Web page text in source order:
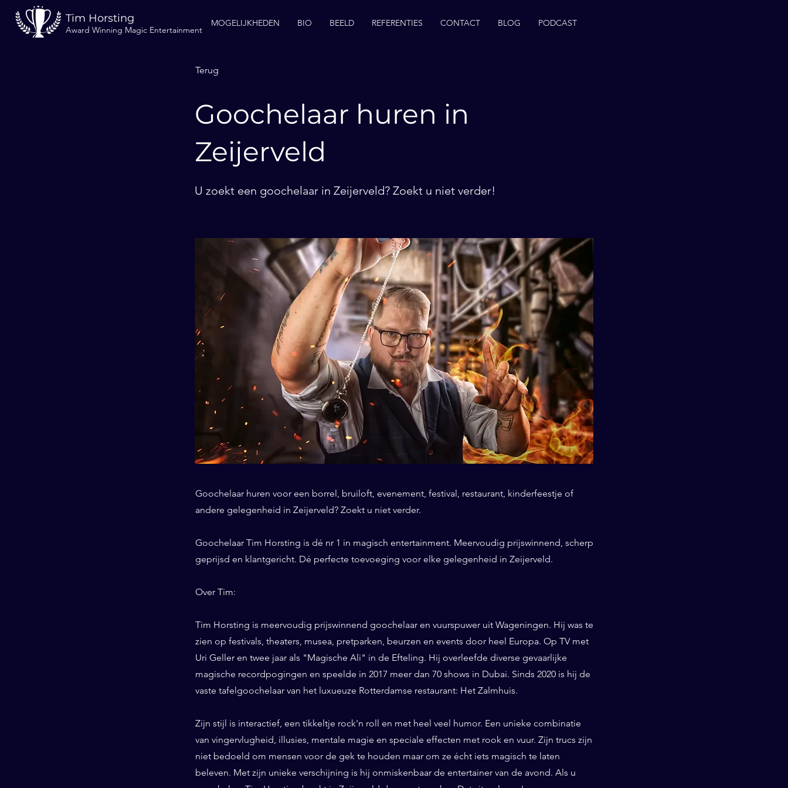
Tim Horsting
Award Winning Magic Entertainment
MOGELIJKHEDEN BIO BEELD REFERENTIES CONTACT BLOG PODCAST
Terug
Goochelaar huren in
Zeijerveld
U zoekt een goochelaar in Zeijerveld? Zoekt u niet verder!
Goochelaar huren voor een borrel, bruiloft, evenement, festival, restaurant, kinderfeestje of
andere gelegenheid in Zeijerveld? Zoekt u niet verder.
Goochelaar Tim Horsting is dé nr 1 in magisch entertainment. Meervoudig prijswinnend, scherp
geprijsd en klantgericht. Dé perfecte toevoeging voor elke gelegenheid in Zeijerveld.
Over Tim:
Tim Horsting is meervoudig prijswinnend goochelaar en vuurspuwer uit Wageningen. Hij was te
zien op festivals, theaters, musea, pretparken, beurzen en events door heel Europa. Op TV met
Uri Geller en twee jaar als "Magische Ali" in de Efteling. Hij overleefde diverse gevaarlijke
magische recordpogingen en speelde in 2017 meer dan 70 shows in Dubai. Sinds 2020 is hij de
vaste tafelgoochelaar van het luxueuze Rotterdamse restaurant: Het Zalmhuis.
Zijn stijl is interactief, een tikkeltje rock'n roll en met heel veel humor. Een unieke combinatie
van vingervlugheid, illusies, mentale magie en speciale effecten met rook en vuur. Zijn trucs zijn
niet bedoeld om mensen voor de gek te houden maar om ze écht iets magisch te laten
beleven. Met zijn unieke verschijning is hij onmiskenbaar de entertainer van de avond. Als u